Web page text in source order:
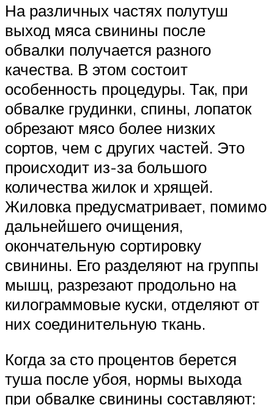
На различных частях полутуш
выход мяса свинины после
обвалки получается разного
качества. В этом состоит
особенность процедуры. Так, при
обвалке грудинки, спины, лопаток
обрезают мясо более низких
сортов, чем с других частей. Это
происходит из-за большого
количества жилок и хрящей.
Жиловка предусматривает, помимо
дальнейшего очищения,
окончательную сортировку
свинины. Его разделяют на группы
мышц, разрезают продольно на
килограммовые куски, отделяют от
них соединительную ткань.
Когда за сто процентов берется
туша после убоя, нормы выхода
при обвалке свинины составляют: